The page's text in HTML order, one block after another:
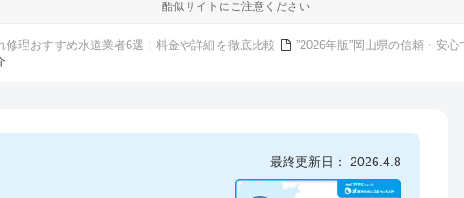
酷似サイトにご注意ください
修理おすすめ水道業者6選！料金や詳細を徹底比較 ”2026年版”岡山県の信頼・安
最終更新日： 2026.4.8